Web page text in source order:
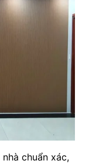
chuẩn xác,